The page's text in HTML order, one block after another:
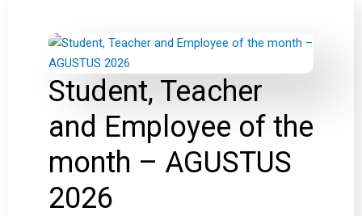
Student, Teacher
and Employee of the
month – AGUSTUS
2026